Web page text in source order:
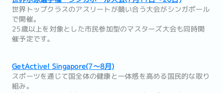
世界トップクラスのアスリートが競い合う大会がシンガポール
で開催。
25歳以上を対象とした市民参加型のマスターズ大会も同時開
催予定です。
GetActive! Singapore(7〜8月)
スポーツを通じて国全体の健康と一体感を高める国民的な取り
組み。